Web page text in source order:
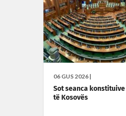
06 GUS 2026 |
Sot seanca
të Kosovës